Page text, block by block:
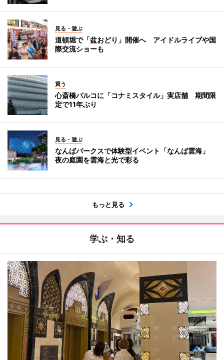
見る・遊ぶ
道頓堀で「盆おどり」開催へ アイドルライブや国
際交流ショーも
買う
心斎橋パルコに「コナミスタイル」実店舗 期間限
定で11年ぶり
見る・遊ぶ
なんばパークスで体験型イベント「なんば雲海」
夜の庭園を雲海と光で彩る
もっと見る
学ぶ・知る